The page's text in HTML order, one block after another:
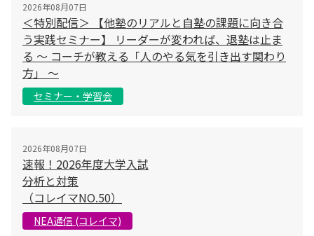
2026年08月07日
＜特別配信＞ 【他塾のリアルと自塾の課題に向き合
う実践セミナー】 リーダーが変われば、退塾は止ま
る 〜 コーチが教える「人のやる気を引き出す関わり
方」 〜
セミナー・学習会
2026年08月07日
速報！2026年度大学入試
分析と対策
（コレイマNO.50）
NEA通信 (コレイマ)